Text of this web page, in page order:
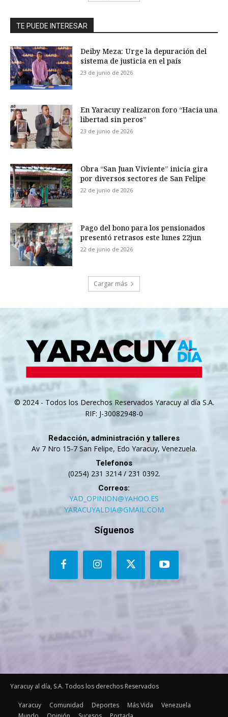
TE PUEDE INTERESAR
Deiby Meza: Urge la depuración del
sistema de justicia en el país
23 de junio de 2026
En Yaracuy realizaron foro “Hacia una
libertad sin peros”
23 de junio de 2026
Obra “San Juan Viviente” inicia gira
por diversos sectores de San Felipe
22 de junio de 2026
Pago del bono para los pensionados
presentó retrasos este lunes 22jun
22 de junio de 2026
Cargar más
© 2024 - Todos los Derechos Reservados Yaracuy al día S.A.
RIF: J-30082948-0
Redacción, administración y talleres
Av 7 Nro 15-7 San Felipe, Edo Yaracuy, Venezuela.
Telefonos
(0254) 231 3214 / 231 0392.
Correos:
YAD_OPINION@YAHOO.ES
YARACUYALDIA@GMAIL.COM
Síguenos
Yaracuy al día, S.A. Todos los derechos Reservados
Yaracuy Comunidad Deportes Más Vida
Venezuela